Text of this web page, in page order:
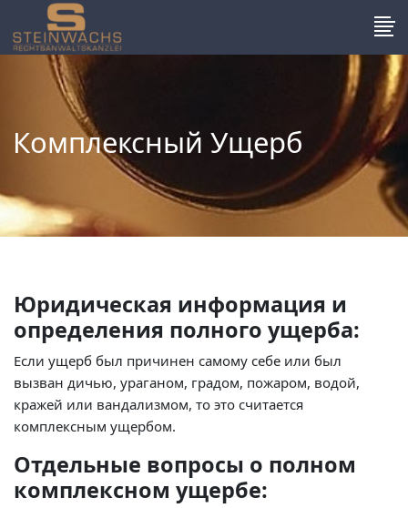
Комплексный Ущерб
Юридическая информация и
определения полного ущерба:
Если ущерб был причинен самому себе или был
вызван дичью, ураганом, градом, пожаром, водой,
кражей или вандализмом, то это считается
комплексным ущербом.
Отдельные вопросы о полном
комплексном ущербе: